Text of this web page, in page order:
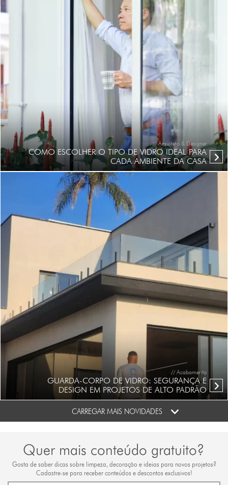
// Arquiteto & Designer
COMO ESCOLHER O TIPO DE VIDRO IDEAL PARA
CADA AMBIENTE DA CASA
// Acabamento
GUARDA-CORPO DE VIDRO: SEGURANÇA E
DESIGN EM PROJETOS DE ALTO PADRÃO
CARREGAR MAIS NOVIDADES
Quer mais conteúdo gratuito?
Gosta de saber dicas sobre limpeza, decoração e ideias para novos projetos?
Cadastre-se para receber conteúdos e descontos exclusivos!